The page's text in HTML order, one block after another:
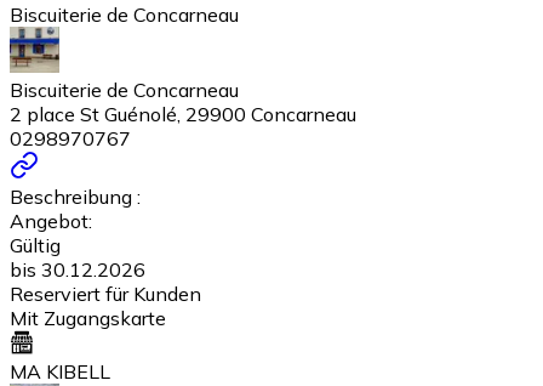
Biscuiterie de Concarneau
Biscuiterie de Concarneau
2 place St Guénolé, 29900 Concarneau
0298970767
Beschreibung :
Angebot:
Gültig
bis 30.12.2026
Reserviert für Kunden
Mit Zugangskarte
MA KIBELL